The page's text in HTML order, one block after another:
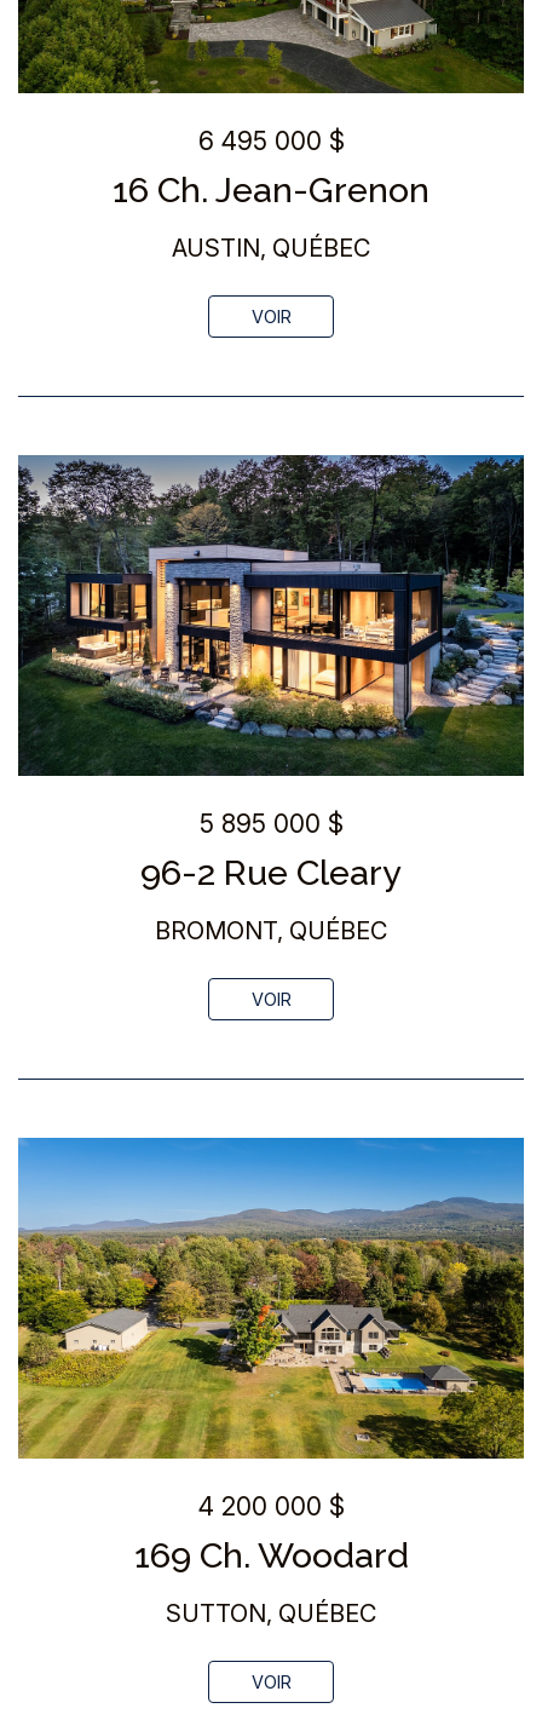
6 495 000 $
16 Ch. Jean-Grenon
AUSTIN, QUÉBEC
VOIR
5 895 000 $
96-2 Rue Cleary
BROMONT, QUÉBEC
VOIR
4 200 000 $
169 Ch. Woodard
SUTTON, QUÉBEC
VOIR